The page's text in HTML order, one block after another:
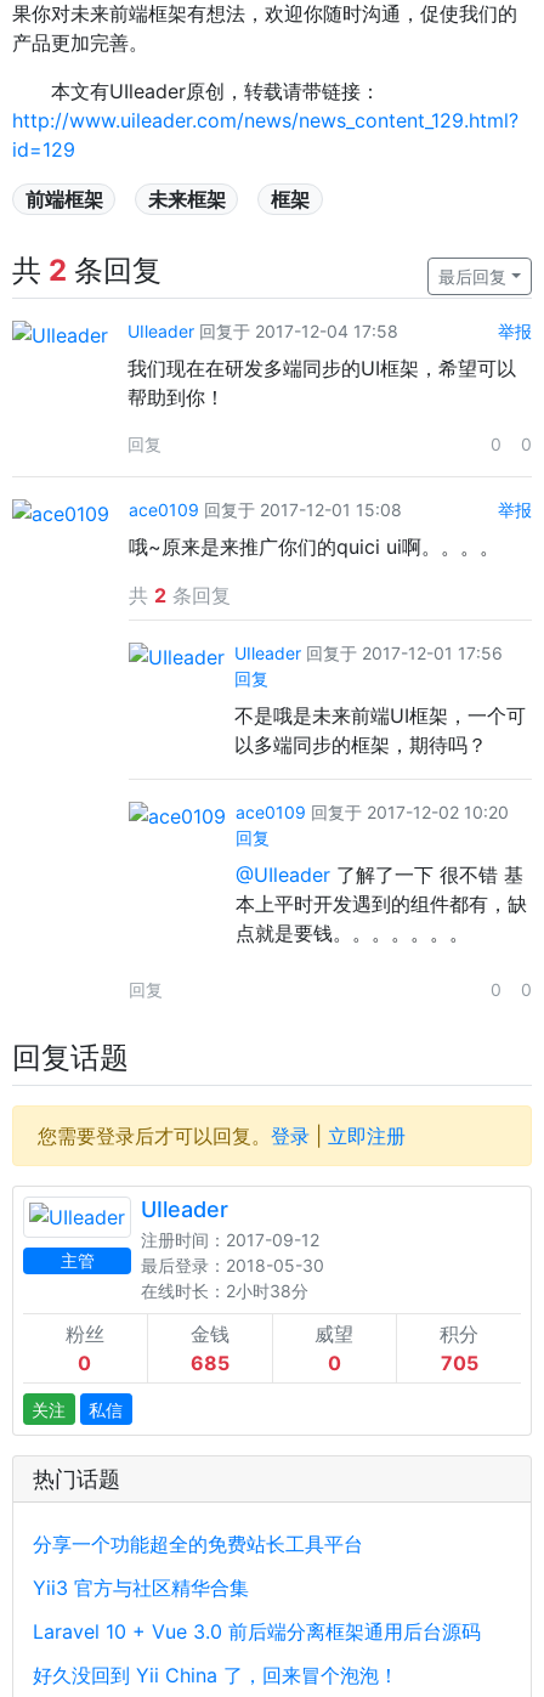
果你对未来前端框架有想法，欢迎你随时沟通，促使我们的
产品更加完善。
本文有UIleader原创，转载请带链接：
http://www.uileader.com/news/news_content_129.html?
id=129
前端框架 未来框架 框架
共 2 条回复 最后回复
UIleader 回复于 2017-12-04 17:58 举报
我们现在在研发多端同步的UI框架，希望可以
帮助到你！
回复 0 0
ace0109 回复于 2017-12-01 15:08 举报
哦~原来是来推广你们的quici ui啊。。。。
共 2 条回复
UIleader 回复于 2017-12-01 17:56
回复
不是哦是未来前端UI框架，一个可
以多端同步的框架，期待吗？
ace0109 回复于 2017-12-02 10:20
回复
@UIleader 了解了一下 很不错 基
本上平时开发遇到的组件都有，缺
点就是要钱。。。。。。。
回复 0 0
回复话题
您需要登录后才可以回复。 登录 立即注册
主管
UIleader
注册时间：2017-09-12
最后登录：2018-05-30
在线时长：2小时38分
粉丝
0
金钱
685
威望
0
积分
705
关注 私信
热门话题
分享一个功能超全的免费站长工具平台
Yii3 官方与社区精华合集
Laravel 10 + Vue 3.0 前后端分离框架通用后台源码
好久没回到 Yii China 了，回来冒个泡泡！